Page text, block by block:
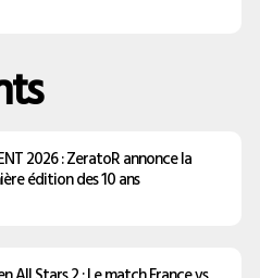
2026 : ZeratoR annonce la
édition des 10 ans